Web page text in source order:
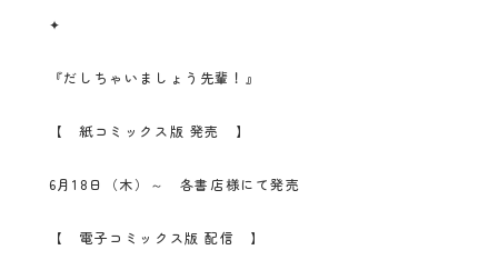
✦
『だしちゃいましょう先輩！』
【 紙コミックス版 発売 】
6月18日（木）～ 各書店様にて発売
【 電子コミックス版 配信 】